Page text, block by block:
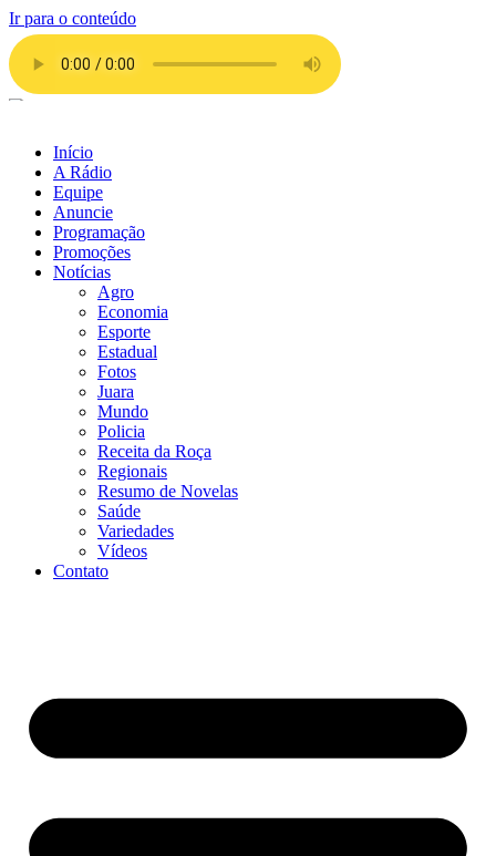
Ir para o conteúdo
Início
A Rádio
Equipe
Anuncie
Programação
Promoções
Notícias
Agro
Economia
Esporte
Estadual
Fotos
Juara
Mundo
Policia
Receita da Roça
Regionais
Resumo de Novelas
Saúde
Variedades
Vídeos
Contato